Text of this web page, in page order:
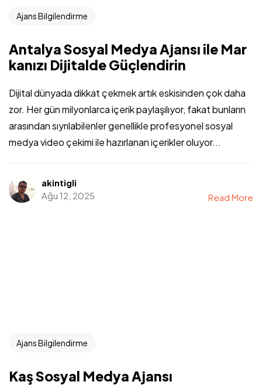
Ajans Bilgilendirme
Antalya Sosyal Medya Ajansı ile Mar
kanızı Dijitalde Güçlendirin
Dijital dünyada dikkat çekmek artık eskisinden çok daha
zor. Her gün milyonlarca içerik paylaşılıyor, fakat bunların
arasından sıyrılabilenler genellikle profesyonel sosyal
medya video çekimi ile hazırlanan içerikler oluyor...
akintigli
Ağu 12, 2025
Read More
Ajans Bilgilendirme
Kaş Sosyal Medya Ajansı